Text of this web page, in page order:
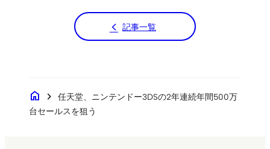
記事一覧
home chevron_right
任天堂、ニンテンドー3DSの2年連続年間500万
台セールスを狙う